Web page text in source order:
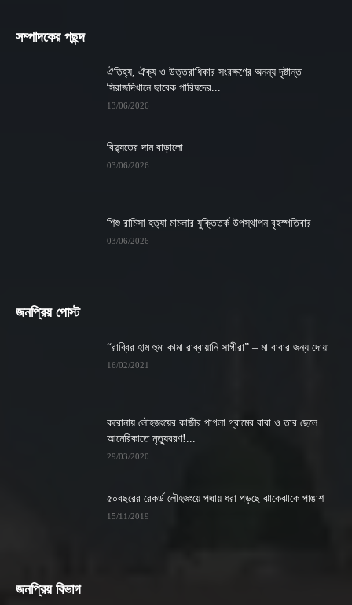
সম্পাদকের পছন্দ
ঐতিহ্য, ঐক্য ও উত্তরাধিকার সংরক্ষণের অনন্য দৃষ্টান্ত
সিরাজদিখানে ছাবেক পারিষদের...
13/06/2026
বিদ্যুতের দাম বাড়ালো
03/06/2026
শিশু রামিসা হত্যা মামলার যুক্তিতর্ক উপস্থাপন বৃহস্পতিবার
03/06/2026
জনপ্রিয় পোস্ট
“রাব্বির হাম হুমা কামা রাব্বায়ানি সাগীরা” – মা বাবার জন্য দোয়া
16/02/2021
করোনায় লৌহজংয়ের কাজীর পাগলা গ্রামের বাবা ও তার ছেলে
আমেরিকাতে মৃত্যুবরণ!...
29/03/2020
৫০বছরের রেকর্ড লৌহজংয়ে পদ্মায় ধরা পড়ছে ঝাকেঝাকে পাঙাশ
15/11/2019
জনপ্রিয় বিভাগ